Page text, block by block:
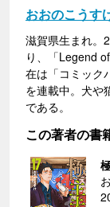
おおのこうす
滋賀県生まれ。
り、「Legend
在は「コミック
を連載中。犬や
である。
この著者の書